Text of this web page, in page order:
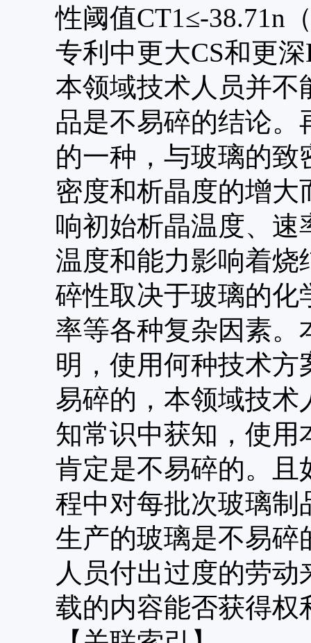
性阈值CT1≤-38.71n
专利中更大CS和更
本领域技术人员并不
品是不易碎的结论
的一种，与玻璃的
密度和析晶度的增
响初始析晶温度、速
温度和能力影响着烧
碎性取决于玻璃的化
率等各种复杂因素。
明，使用何种技术
易碎的，本领域技术
知常识中获知，使用
肯定是不易碎的。且
程中对每批次玻璃制
生产的玻璃是不易碎
人员付出过度的劳
载的内容能否获得权